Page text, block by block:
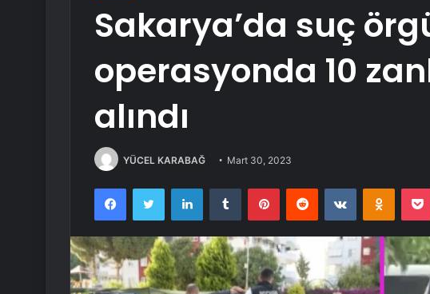
Sakarya’da suç
operasyonda 10
alındı
YÜCEL KARABAĞ Mart 30, 2023
FacebookTwitter LinkedInTumblr PinterestReddit VKontakte